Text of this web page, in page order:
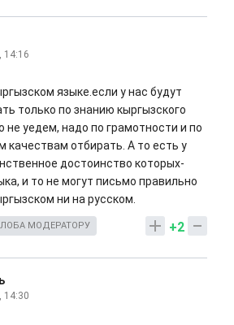
14:16
языке.если у нас будут
только по знанию кыргызского
не уедем, надо по грамотности и по
отбирать. А то есть у
достоинство которых-
и то не могут письмо правильно
ни на русском.
+2
МОДЕРАТОРУ
14:30